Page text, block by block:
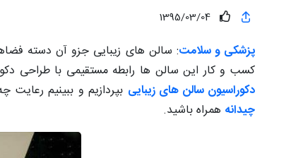
1395/03/04
پزشکی و سلامت: سالن های زیبایی جزو آن دسته
کسب و کار این سالن ها رابطه مستقیمی با طراحی
دکوراسیون سالن های زیبایی بپردازیم و ببینیم
چیدانه همراه باشید.